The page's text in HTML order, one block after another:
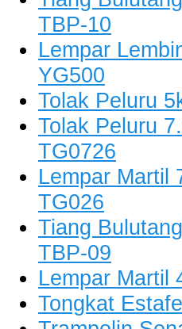
TBP-10
Lempar
YG500
Tolak Peluru
Tolak Peluru
TG0726
Lempar Martil
TG026
Tiang
TBP-09
Lempar Martil
Tongkat